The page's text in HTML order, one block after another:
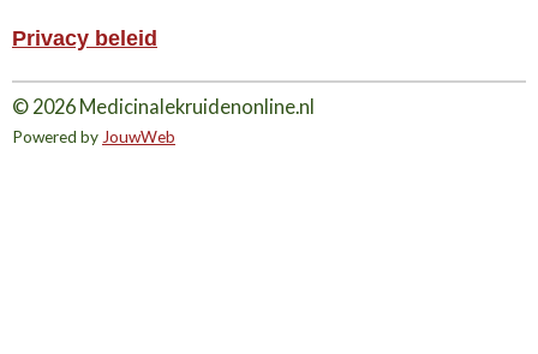
Privacy beleid
© 2026 Medicinalekruidenonline.nl
Powered byJouwWeb